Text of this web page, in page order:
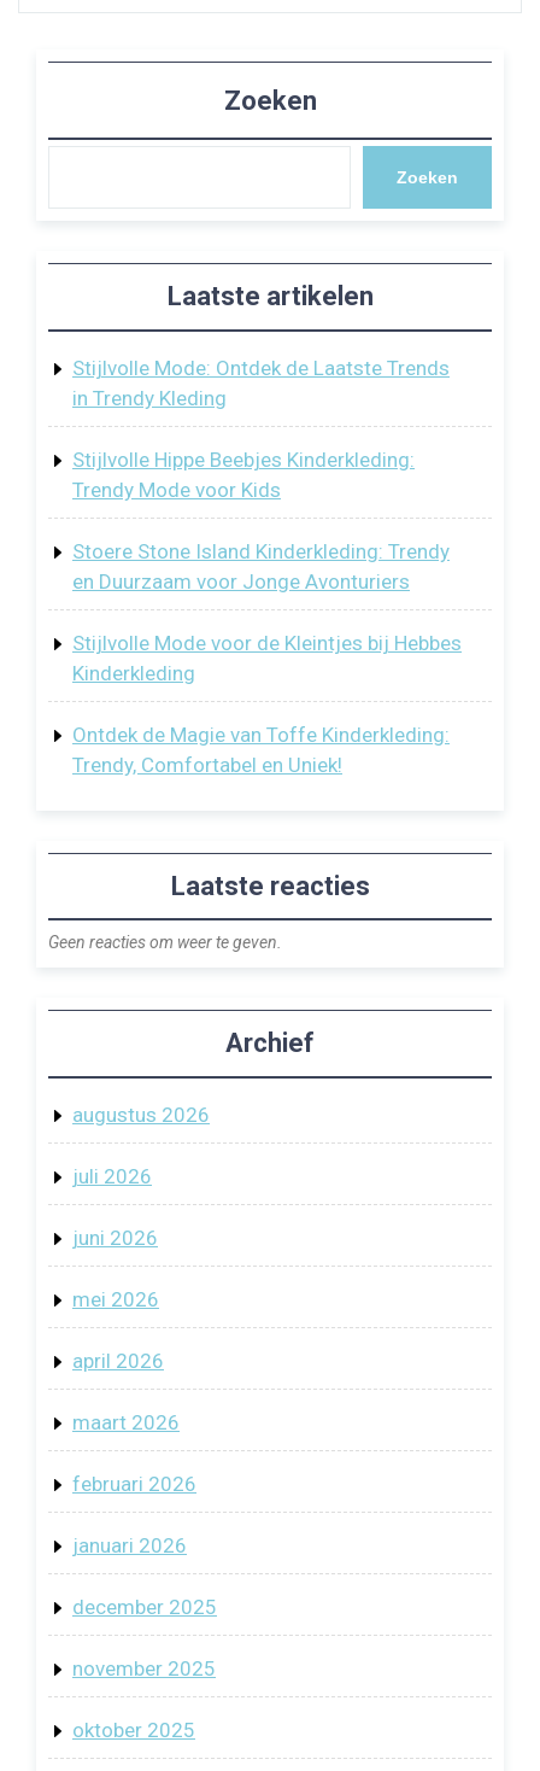
Zoeken
Zoeken
Laatste artikelen
Stijlvolle Mode: Ontdek de Laatste Trends
in Trendy Kleding
Stijlvolle Hippe Beebjes Kinderkleding:
Trendy Mode voor Kids
Stoere Stone Island Kinderkleding: Trendy
en Duurzaam voor Jonge Avonturiers
Stijlvolle Mode voor de Kleintjes bij Hebbes
Kinderkleding
Ontdek de Magie van Toffe Kinderkleding:
Trendy, Comfortabel en Uniek!
Laatste reacties
Geen reacties om weer te geven.
Archief
augustus 2026
juli 2026
juni 2026
mei 2026
april 2026
maart 2026
februari 2026
januari 2026
december 2025
november 2025
oktober 2025